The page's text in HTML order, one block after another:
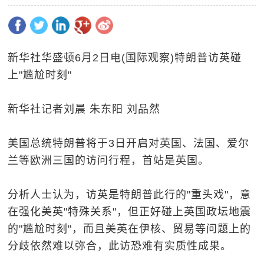
新华社华盛顿6月2日电(国际观察)特朗普访英碰
上"尴尬时刻"
新华社记者刘晨 朱东阳 刘品然
美国总统特朗普将于3日开启对英国、法国、爱尔
兰等欧洲三国的访问行程，首站是英国。
分析人士认为，访英是特朗普此行的"重头戏"，意
在强化美英"特殊关系"，但正好碰上英国政坛地震
的"尴尬时刻"，而且美英在伊核、贸易等问题上的
分歧依然难以弥合，此访恐难有实质性成果。